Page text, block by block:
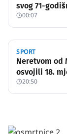
svog 71-
00:07
SPORT
Neretvom od
osvojili 18.
20:50